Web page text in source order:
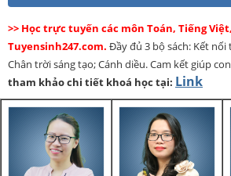
>> Học trực tuyến các môn Toán, Tiếng
Tuyensinh247.com. Đầy đủ 3 bộ sách: Kết
Chân trời sáng tạo; Cánh diều. Cam kết giúp
tham khảo chi tiết khoá học tại: Link